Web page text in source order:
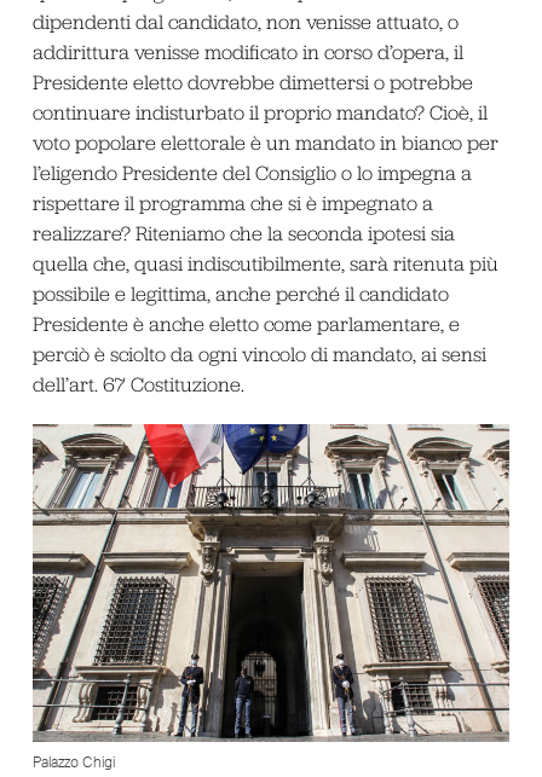
dipendenti dal candidato, non venisse attuato, o
addirittura venisse modificato in corso d’opera, il
Presidente eletto dovrebbe dimettersi o potrebbe
continuare indisturbato il proprio mandato? Cioè, il
voto popolare elettorale è un mandato in bianco per
l’eligendo Presidente del Consiglio o lo impegna a
rispettare il programma che si è impegnato a
realizzare? Riteniamo che la seconda ipotesi sia
quella che, quasi indiscutibilmente, sarà ritenuta più
possibile e legittima, anche perché il candidato
Presidente è anche eletto come parlamentare, e
perciò è sciolto da ogni vincolo di mandato, ai sensi
dell’art. 67 Costituzione.
Palazzo Chigi